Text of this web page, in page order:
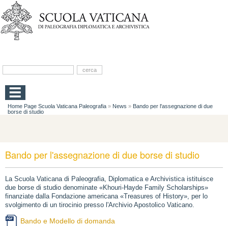
Home Page Scuola Vaticana Paleografia » News » Bando per l'assegnazione di due
borse di studio
Bando per l'assegnazione di due borse di studio
La Scuola Vaticana di Paleografia, Diplomatica e Archivistica istituisce
due borse di studio denominate «Khouri-Hayde Family Scholarships»
finanziate dalla Fondazione americana «Treasures of History», per lo
svolgimento di un tirocinio presso l'Archivio Apostolico Vaticano.
Bando e Modello di domanda